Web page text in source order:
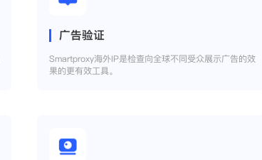
广告验证
Smartproxy海外IP是检查向全球不同受众展示广告的效
果的更有效工具。